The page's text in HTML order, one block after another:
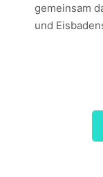
gemeinsam
und